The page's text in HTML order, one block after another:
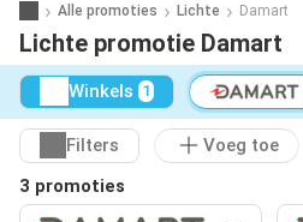
Alle promoties Lichte Damart
Lichte promotie Damart
Winkels 1
Filters
Voeg toe
3 promoties